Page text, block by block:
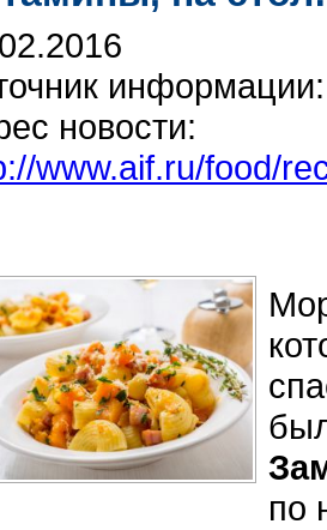
новости:
www.aif.ru/food/
по